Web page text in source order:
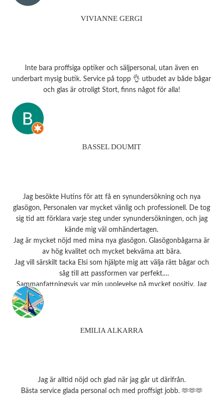
VIVIANNE GERGI
Inte bara proffsiga optiker och säljpersonal, utan även en
underbart mysig butik. Service på topp 👌 utbudet av både bågar
och glas är otroligt Stort, finns något för alla!
BASSEL DOUMIT
Jag besökte Hutins för att få en synundersökning och nya
glasögon, Personalen var mycket vänlig och professionell. De tog
sig tid att förklara varje steg under synundersökningen, och jag
kände mig väl omhändertagen.
Jag är mycket nöjd med mina nya glasögon. Glasögonbågarna är
av hög kvalitet och mycket bekväma att bära.
Jag vill särskilt tacka Elsi som hjälpte mig att välja rätt bågar och
såg till att passformen var perfekt.
Sammanfattningsvis var min upplevelse på mycket positiv. Jag
rekommenderar starkt detta ställe till alla som behöver
EMILIA ALKARRA
Jag är alltid nöjd och glad när jag går ut därifrån.
Bästa service glada personal och med proffsigt jobb. 🫶🫶🫶